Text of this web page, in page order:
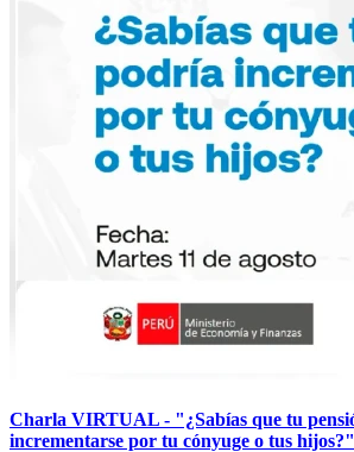
Charla VIRTUAL - "¿Sabías que tu
incrementarse por tu cónyuge o tus